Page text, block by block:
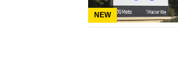
NEW